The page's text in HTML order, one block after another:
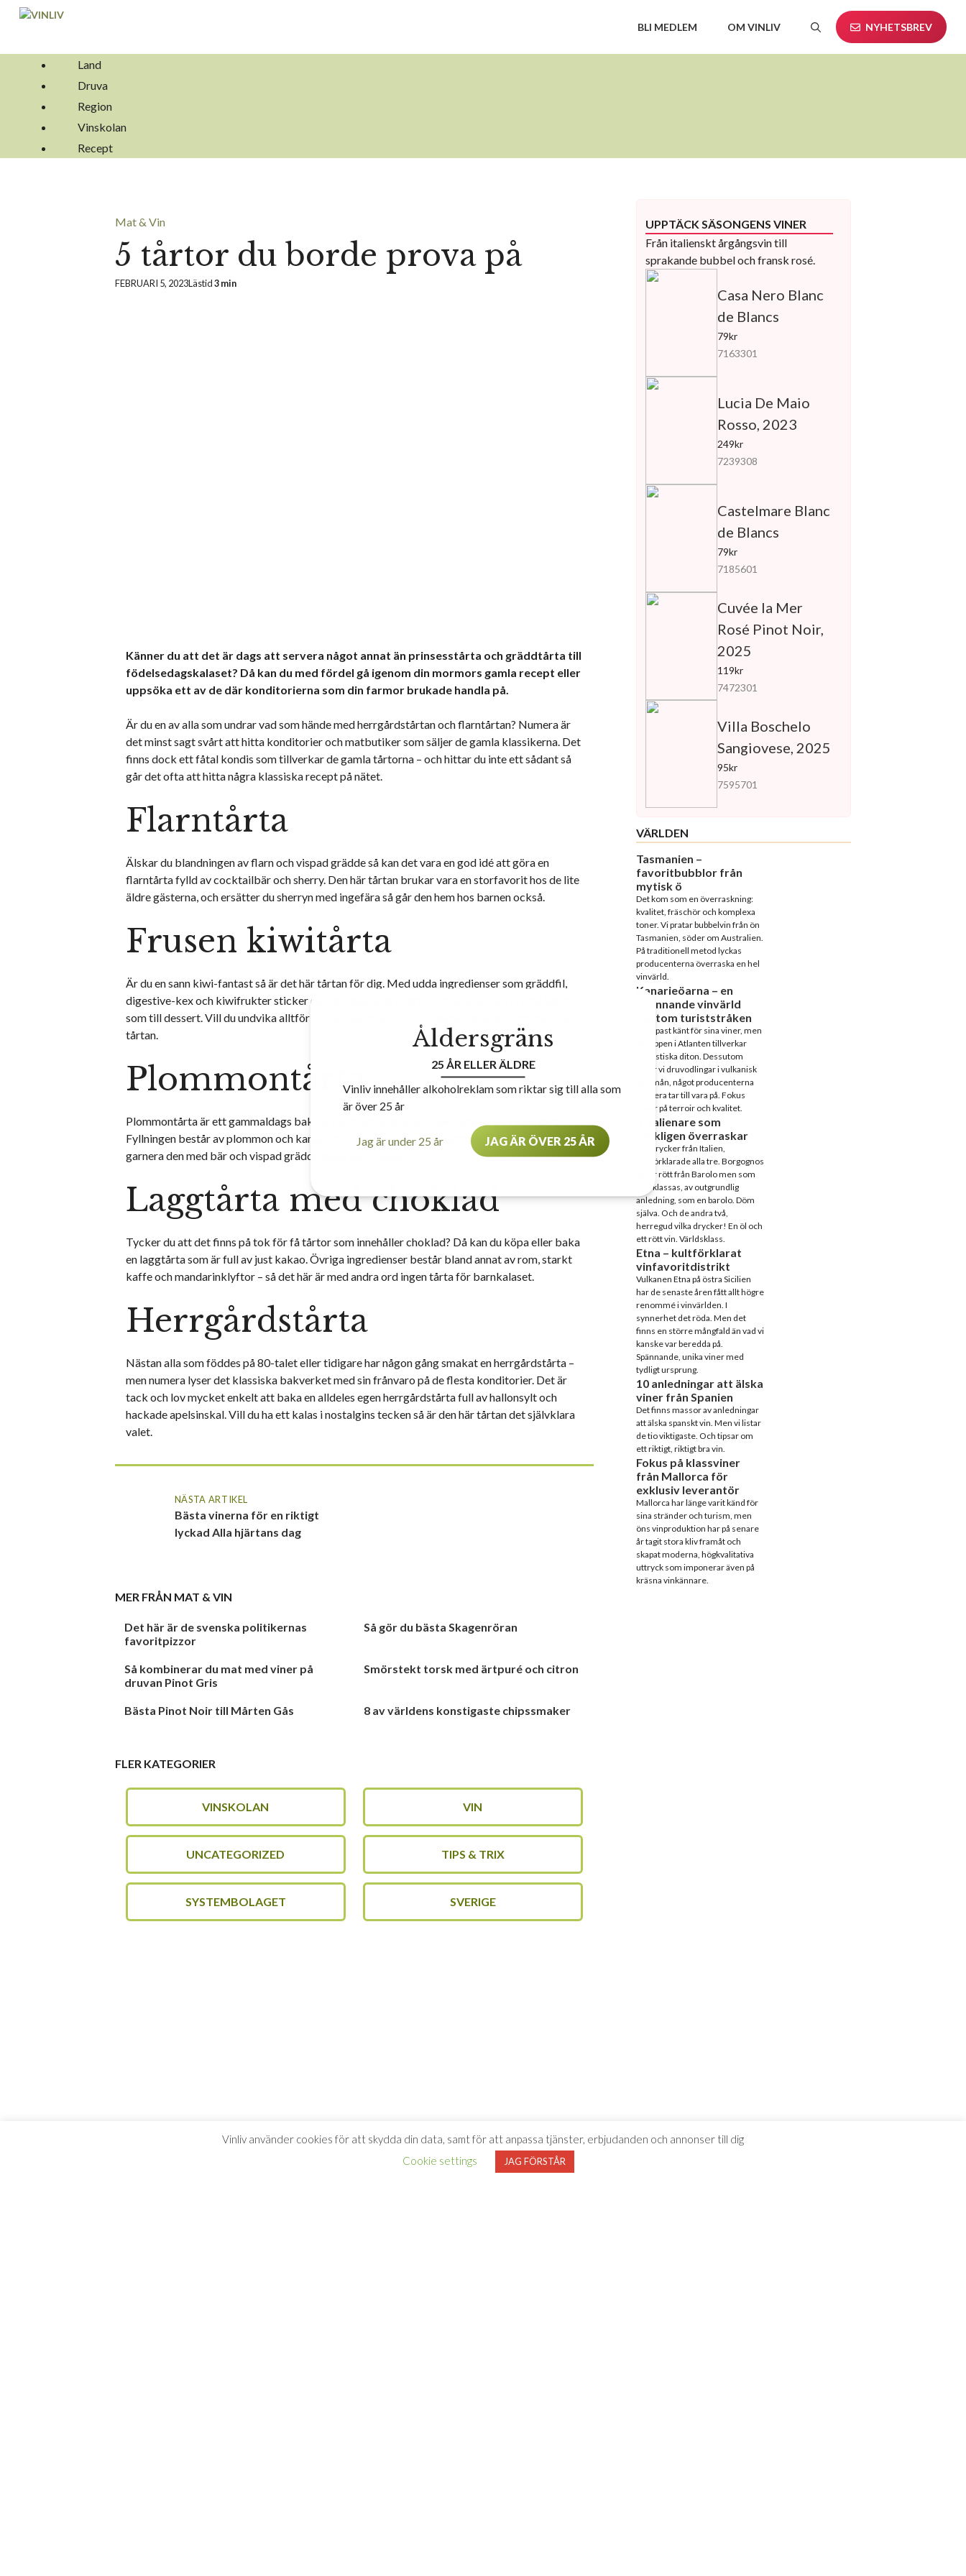
Hoppa
BLI MEDLEM OM VINLIV NYHETSBREV
Land
Druva
Region
Vinskolan
Recept
Mat & Vin
5 tårtor du borde prova på
FEBRUARI 5, 2023Lästid3 min
Känner du att det är dags att servera något annat än prinsesstårta och gräddtårta till
födelsedagskalaset? Då kan du med fördel gå igenom din mormors gamla recept eller
uppsöka ett av de där konditorierna som din farmor brukade handla på.
Är du en av alla som undrar vad som hände med herrgårdstårtan och flarntårtan? Numera är
det minst sagt svårt att hitta konditorier och matbutiker som säljer de gamla klassikerna. Det
finns dock ett fåtal kondis som tillverkar de gamla tårtorna – och hittar du inte ett sådant så
går det ofta att hitta några klassiska recept på nätet.
Flarntårta
Älskar du blandningen av flarn och vispad grädde så kan det vara en god idé att göra en
flarntårta fylld av cocktailbär och sherry. Den här tårtan brukar vara en storfavorit hos de lite
äldre gästerna, och ersätter du sherryn med ingefära så går den hem hos barnen också.
Frusen kiwitårta
Är du en sann kiwi-fantast så är det här tårtan för dig. Med udda ingredienser som gräddfil,
digestive-kex och kiwifrukter sticker den ut bland andra tårtor och passar lika bra till lunch
som till dessert. Vill du undvika alltför sötsliskiga bakverk så kommer du uppskatta den här
tårtan.
Plommontårta
Plommontårta är ett gammaldags bakverk som liknar mer en mjuk kaka än en vanlig tårta.
Fyllningen består av plommon och kanel, och vill du göra den mer tårtaktig så är det bara att
garnera den med bär och vispad grädde innan serveringen.
Laggtårta med choklad
Tycker du att det finns på tok för få tårtor som innehåller choklad? Då kan du köpa eller baka
en laggtårta som är full av just kakao. Övriga ingredienser består bland annat av rom, starkt
kaffe och mandarinklyftor – så det här är med andra ord ingen tårta för barnkalaset.
Herrgårdstårta
Nästan alla som föddes på 80-talet eller tidigare har någon gång smakat en herrgårdstårta –
men numera lyser det klassiska bakverket med sin frånvaro på de flesta konditorier. Det är
tack och lov mycket enkelt att baka en alldeles egen herrgårdstårta full av hallonsylt och
hackade apelsinskal. Vill du ha ett kalas i nostalgins tecken så är den här tårtan det självklara
valet.
NÄSTA ARTIKEL
Bästa vinerna för en riktigt
lyckad Alla hjärtans dag
MER FRÅN MAT & VIN
Det här är de svenska politikernas
favoritpizzor
Så gör du bästa Skagenröran
Så kombinerar du mat med viner på
druvan Pinot Gris
Smörstekt torsk med ärtpuré och citron
Bästa Pinot Noir till Mårten Gås 8 av världens konstigaste chipssmaker
FLER KATEGORIER
VINSKOLAN VIN
UNCATEGORIZED TIPS & TRIX
SYSTEMBOLAGET SVERIGE
UPPTÄCK SÄSONGENS VINER
Från italienskt årgångsvin till
sprakande bubbel och fransk rosé.
Casa Nero Blanc
de Blancs
79kr
7163301
Lucia De Maio
Rosso, 2023
249kr
7239308
Castelmare Blanc
de Blancs
79kr
7185601
Cuvée la Mer
Rosé Pinot Noir,
2025
119kr
7472301
Villa Boschelo
Sangiovese, 2025
95kr
7595701
VÄRLDEN
Tasmanien –
favoritbubblor från
mytisk ö
Det kom som en överraskning:
kvalitet, fräschör och komplexa
toner. Vi pratar bubbelvin från ön
Tasmanien, söder om Australien.
På traditionell metod lyckas
producenterna överraska en hel
vinvärld.
Kanarieöarna – en
spännande vinvärld
bortom turiststråken
Knappast känt för sina viner, men
ögruppen i Atlanten tillverkar
fantastiska diton. Dessutom
hittar vi druvodlingar i vulkanisk
jordmån, något producenterna
numera tar till vara på. Fokus
ligger på terroir och kvalitet.
3 italienare som
verkligen överraskar
Tre drycker från Italien,
kultförklarade alla tre. Borgognos
vin är rött från Barolo men som
inte klassas, av outgrundlig
anledning, som en barolo. Döm
själva. Och de andra två,
herregud vilka drycker! En öl och
ett rött vin. Världsklass.
Etna – kultförklarat
vinfavoritdistrikt
Vulkanen Etna på östra Sicilien
har de senaste åren fått allt högre
renommé i vinvärlden. I
synnerhet det röda. Men det
finns en större mångfald än vad vi
kanske var beredda på.
Spännande, unika viner med
tydligt ursprung.
10 anledningar att älska
viner från Spanien
Det finns massor av anledningar
att älska spanskt vin. Men vi listar
de tio viktigaste. Och tipsar om
ett riktigt, riktigt bra vin.
Fokus på klassviner
från Mallorca för
exklusiv leverantör
Mallorca har länge varit känd för
sina stränder och turism, men
öns vinproduktion har på senare
år tagit stora kliv framåt och
skapat moderna, högkvalitativa
uttryck som imponerar även på
kräsna vinkännare.
Vinliv använder cookies för att skydda din data, samt för att anpassa tjänster, erbjudanden och annonser till dig
Cookie settings
JAG FÖRSTÅR
Åldersgräns
25 ÅR ELLER ÄLDRE
Vinliv innehåller alkoholreklam som riktar sig till alla som
är över 25 år
Jag är under 25 år JAG ÄR ÖVER 25 ÅR